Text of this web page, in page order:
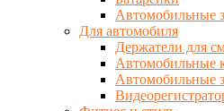
Автомобильные
Для автомобиля
Держатели для
Автомобильные
Автомобильные